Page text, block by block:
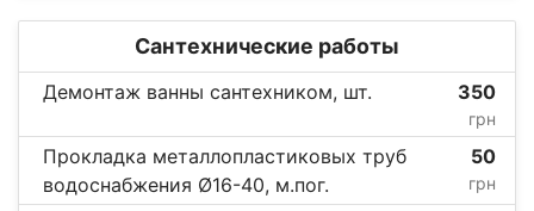
Сантехнические работы
Демонтаж ванны сантехником, шт. 350
грн
Прокладка металлопластиковых труб
водоснабжения Ø16-40, м.пог.
50
грн